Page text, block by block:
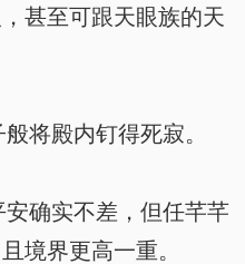
甚至可跟天眼族的天
将殿内钉得死寂。
确实不差，但任芊芊
境界更高一重。